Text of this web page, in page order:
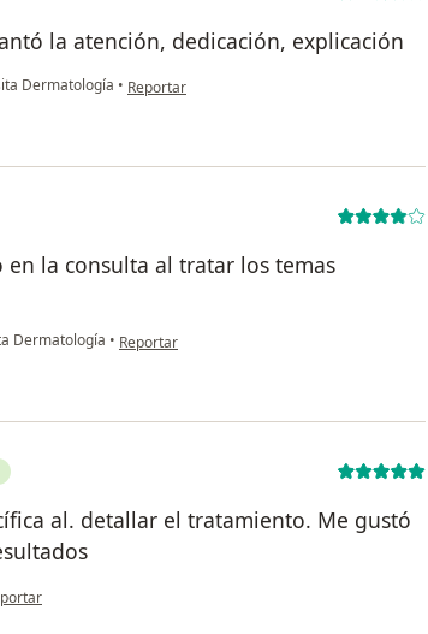
la atención, dedicación, explicación
Dermatología • en opinión del usuario Catalina
Reportar
la consulta al tratar los temas
Dermatología • en opinión del usuario S.U.
Reportar
al. detallar el tratamiento. Me gustó
opinión del usuario Luz Nieves